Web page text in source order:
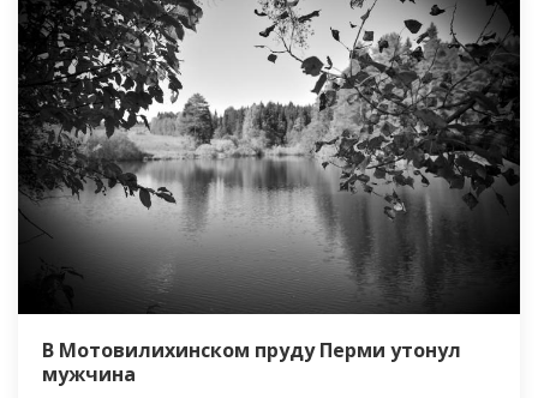
В Мотовилихинском пруду Перми утонул
мужчина